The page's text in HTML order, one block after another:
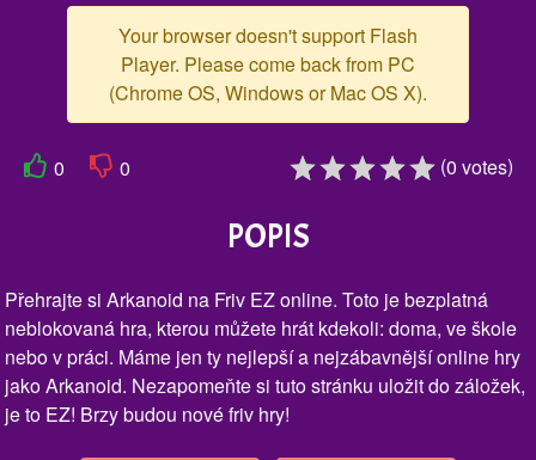
Your browser doesn't support Flash
Player. Please come back from PC
(Chrome OS, Windows or Mac OS X).
0 0 (0 votes)
POPIS
Přehrajte si Arkanoid na Friv EZ online. Toto je bezplatná
neblokovaná hra, kterou můžete hrát kdekoli: doma, ve škole
nebo v práci. Máme jen ty nejlepší a nejzábavnější online hry
jako Arkanoid. Nezapomeňte si tuto stránku uložit do záložek,
je to EZ! Brzy budou nové friv hry!